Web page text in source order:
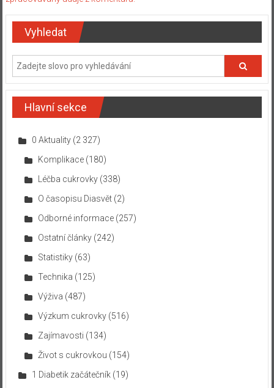
Vyhledat
Hlavní sekce
0 Aktuality(2 327)
Komplikace(180)
Léčba cukrovky(338)
O časopisu Diasvět(2)
Odborné informace(257)
Ostatní články(242)
Statistiky(63)
Technika (125)
Výživa (487)
Výzkum cukrovky(516)
Zajímavosti (134)
Život s cukrovkou (154)
1 Diabetik začátečník(19)